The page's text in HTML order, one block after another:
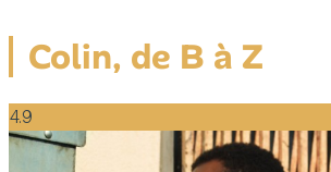
Colin, de B à Z
4.9